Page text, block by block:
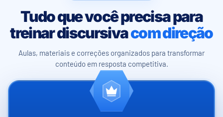
Tudo que você precisa para
treinar discursivacom direção
Aulas, materiais e correções organizados para transformar
conteúdo em resposta competitiva.